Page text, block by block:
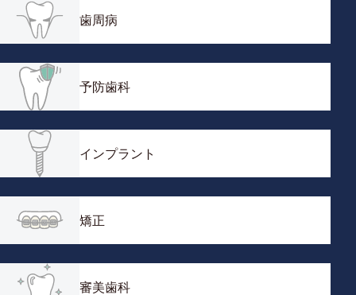
歯周病
予防歯科
インプラント
矯正
審美歯科